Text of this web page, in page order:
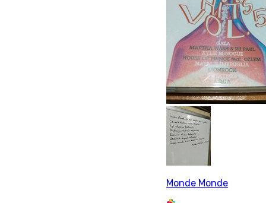
Monde Monde